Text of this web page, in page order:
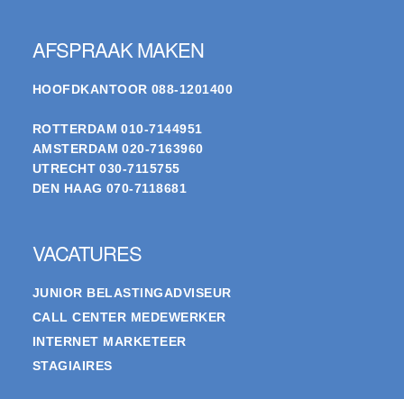
AFSPRAAK MAKEN
HOOFDKANTOOR 088-1201400
ROTTERDAM 010-7144951
AMSTERDAM 020-7163960
UTRECHT 030-7115755
DEN HAAG 070-7118681
VACATURES
JUNIOR BELASTINGADVISEUR
CALL CENTER MEDEWERKER
INTERNET MARKETEER
STAGIAIRES